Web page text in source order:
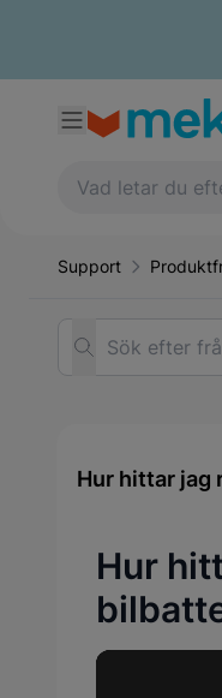
Support
Sök efter frågor
Hur hittar jag
Hur